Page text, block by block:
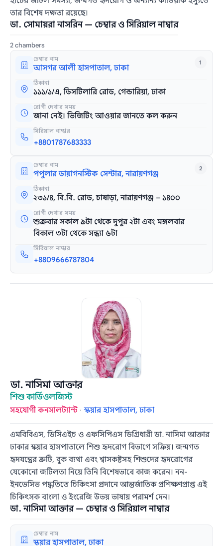
তার বিশেষ দক্ষতা রয়েছে।
ডা. সোমায়রা নাসরিন — চেম্বার ও সিরিয়াল নাম্বার
2 chambers
1
চেম্বার নাম
আসগর আলী হাসপাতাল, ঢাকা
ঠিকানা
১১১/১/এ, ডিসটিলারি রোড, গেন্ডারিয়া, ঢাকা
রোগী দেখার সময়
জানা নেই। ভিজিটিং আওয়ার জানতে কল করুন
সিরিয়াল নাম্বার
+8801787683333
2
চেম্বার নাম
পপুলার ডায়াগনস্টিক সেন্টার, নারায়ণগঞ্জ
ঠিকানা
২৩১/৪, বি.বি. রোড, চাষাড়া, নারায়ণগঞ্জ – ১৪০০
রোগী দেখার সময়
শুক্রবার সকাল ৯টা থেকে দুপুর ২টা এবং মঙ্গলবার
বিকাল ৩টা থেকে সন্ধ্যা ৬টা
সিরিয়াল নাম্বার
+8809666787804
ডা. নাসিমা আক্তার
শিশু কার্ডিওলজিস্ট
সহযোগী কনসালট্যান্ট ·স্কয়ার হাসপাতাল, ঢাকা
এমবিবিএস, ডিসিএইচ ও এফসিপিএস ডিগ্রিধারী ডা. নাসিমা আক্তার
ঢাকার স্কয়ার হাসপাতালে শিশু হৃদরোগ বিভাগে সক্রিয়। জন্মগত
হৃদযন্ত্রের ত্রুটি, বুক ব্যথা এবং শ্বাসকষ্টসহ শিশুদের হৃদরোগের
যেকোনো জটিলতা নিয়ে তিনি বিশেষভাবে কাজ করেন। নন-
ইনভেসিভ পদ্ধতিতে চিকিৎসা প্রদানে আন্তর্জাতিক প্রশিক্ষণপ্রাপ্ত এই
চিকিৎসক বাংলা ও ইংরেজি উভয় ভাষায় পরামর্শ দেন।
ডা. নাসিমা আক্তার — চেম্বার ও সিরিয়াল নাম্বার
চেম্বার নাম
স্কয়ার হাসপাতাল, ঢাকা